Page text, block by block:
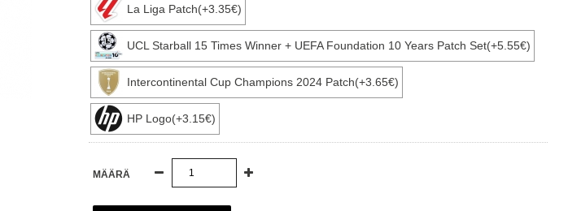
La Liga Patch(+3.35€)
UCL Starball 15 Times Winner + UEFA Foundation 10 Years Patch Set(+5.55€)
Intercontinental Cup Champions 2024 Patch(+3.65€)
HP Logo(+3.15€)
MÄÄRÄ